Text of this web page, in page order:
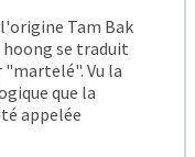
Tam Bak
hoong se traduit
"martelé". Vu la
que la
appelée